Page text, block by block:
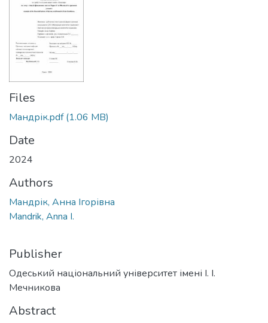
Files
Мандрік.pdf(1.06 MB)
Date
2024
Authors
Мандрік, Анна Ігорівна
Mandrik, Anna I.
Publisher
Одеський національний університет імені І. І.
Мечникова
Abstract